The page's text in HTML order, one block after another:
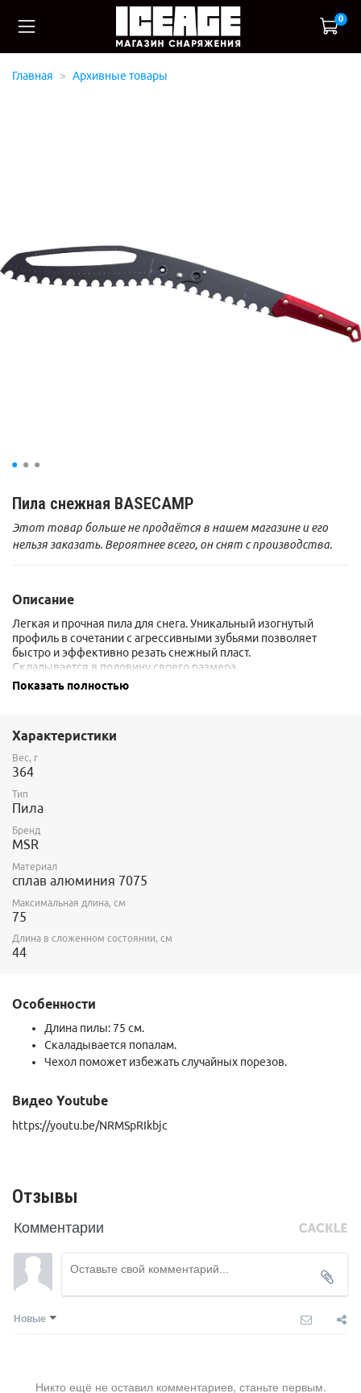
0
Главная Архивные товары
Пила снежная BASECAMP
Этот товар больше не продаётся в нашем магазине и его
нельзя заказать. Вероятнее всего, он снят с производства.
Описание
Легкая и прочная пила для снега. Уникальный изогнутый
профиль в сочетании с агрессивными зубьями позволяет
быстро и эффективно резать снежный пласт.
Складывается в половину своего размера.
Показать полностью
Характеристики
Вес, г
364
Тип
Пила
Бренд
MSR
Материал
сплав алюминия 7075
Максимальная длина, см
75
Длина в сложенном состоянии, см
44
Особенности
Длина пилы: 75 см.
Скаладывается попалам.
Чехол поможет избежать случайных порезов.
Видео Youtube
https://youtu.be/NRMSpRIkbjc
Отзывы
Комментарии
Новые
Никто ещё не оставил комментариев, станьте первым.